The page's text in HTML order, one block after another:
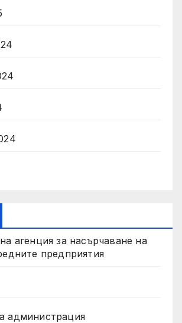
агенция за насърчаване на
предприятия
администрация